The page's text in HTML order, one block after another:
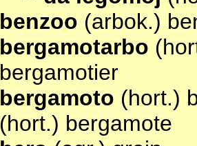
benzoo (arbok.)
bergamotarbo
bergamotier
bergamoto (hort.)
(hort.) bergamote